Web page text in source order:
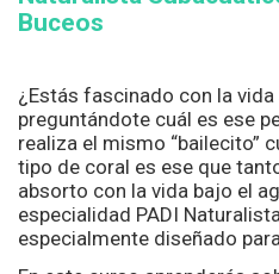
Buceos
¿Estás fascinado con la
preguntándote cuál es ese
realiza el mismo “bailecito”
tipo de coral es ese que
absorto con la vida bajo el
especialidad PADI
especialmente diseñado